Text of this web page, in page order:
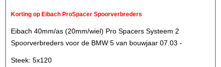
Korting op Eibach ProSpacer Spoorverbreders
Eibach 40mm/as (20mm/wiel) Pro Spacers Systeem 2
Spoorverbreders voor de BMW 5 van bouwjaar 07.03 -
Steek: 5x120